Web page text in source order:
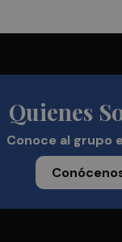
Quienes
Conoce al grupo